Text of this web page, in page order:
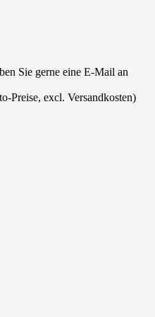
Sie gerne eine E-Mail an
Preise, excl. Versandkosten)